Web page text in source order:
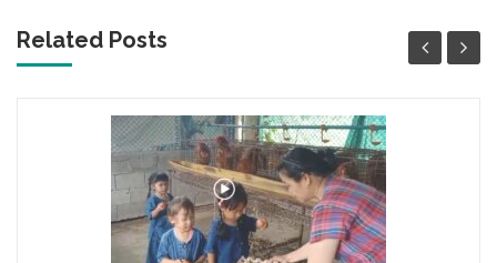
Related Posts